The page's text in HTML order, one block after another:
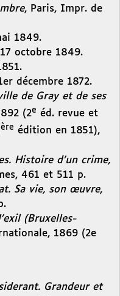
, Paris, Impr. de
1849.
octobre 1849.
décembre 1872.
de Gray et de ses
(2e éd. revue et
ère édition en 1851),
Histoire d’un crime,
461 et 511 p.
Sa vie, son œuvre,
(Bruxelles-
1869 (2e
Grandeur et